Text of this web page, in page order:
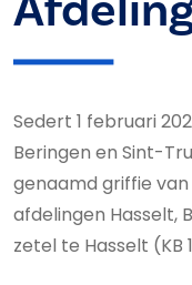
Sedert 1 februari
Beringen en Sint-
genaamd griffie
afdelingen Hasselt,
zetel te Hasselt (KB